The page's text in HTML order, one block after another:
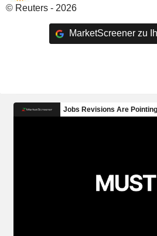
© Reuters - 2026
MarketScreener zu